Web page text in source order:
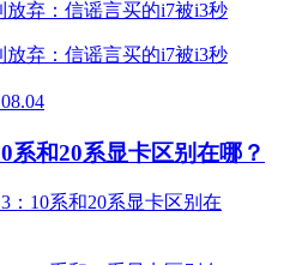
08.04
系和20系显卡区别在哪？